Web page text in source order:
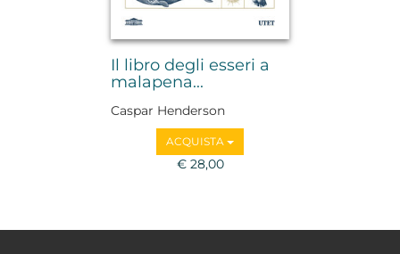
Il libro degli esseri a
malapena...
Caspar Henderson
ACQUISTA
€ 28,00